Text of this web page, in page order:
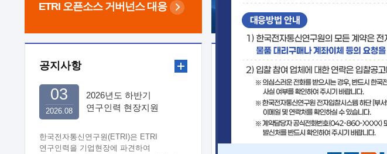
ETRI 오픈소스 거버넌스 대응
공지사항
2026년도 하반기
연구인력 현장지원
한국전자통신연구원(ETRI)은 ETRI
연구인력을 기업현장에 파견하여
2026.08
03
보도자료